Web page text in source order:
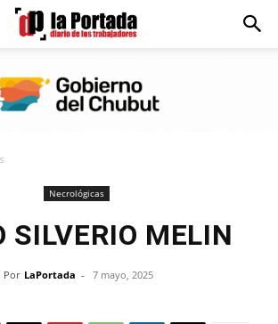
Necrológicas
SILVERIO MELIN
Por LaPortada - 7 mayo, 2025